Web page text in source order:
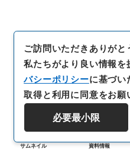
サムネイル 資料情報
ご訪問いただきありがと
私たちがより良い情報を
バシーポリシーに基づ
取得と利用に同意をお願
必要最小限